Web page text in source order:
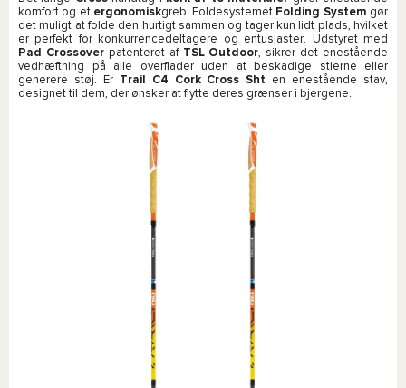
komfort og etergonomiskgreb. Foldesystemet Folding System gør
det muligt at folde den hurtigt sammen og tager kun lidt plads, hvilket
er perfekt for konkurrencedeltagere og entusiaster. Udstyret med
Pad Crossoverpatenteret af TSL Outdoor , sikrer det enestående
vedhæftning på alle overflader uden at beskadige stierne eller
generere støj. Er Trail C4 Cork Cross Sht
en enestående stav,
designet til dem, der ønsker at flytte deres grænser i bjergene.